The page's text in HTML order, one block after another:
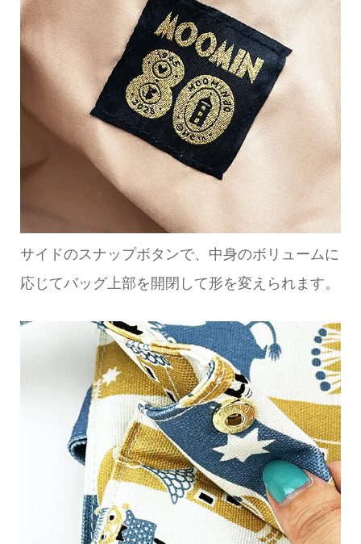
サイドのスナップボタンで、中身のボリュームに
応じてバッグ上部を開閉して形を変えられます。